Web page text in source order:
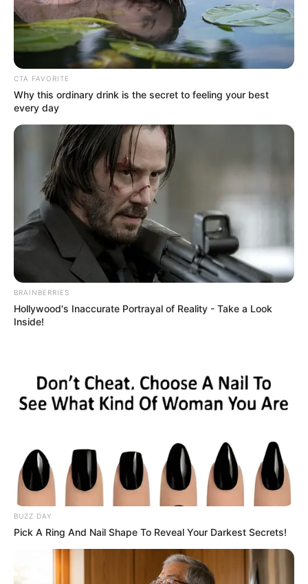
ПОДІЇ
Експерти Інституту дослідження
авторинку розповіли про нові правила
розмитнення “євроблях”
Вчора Верховна Рада України проголосувала
законопроєкти про пільгове розмитнення
обговорили особливості нових правил.
Пропонуємо дізнайтися першими, хто…
CTA FAVORITE
Why this ordinary drink is the secret to feeling your best
every day
BRAINBERRIES
Hollywood's Inaccurate Portrayal of Reality - Take a Look
Inside!
BUZZ DAY
Pick A Ring And Nail Shape To Reveal Your Darkest Secrets!